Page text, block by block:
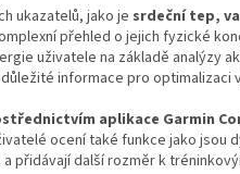
ukazatelů, jako je srdeční tep,
přehled o jejich fyzické
uživatele na základě analýzy
informace pro optimalizaci
aplikace Garmin
ocení také funkce jako jsou
přidávají další rozměr k